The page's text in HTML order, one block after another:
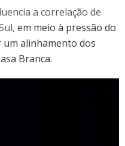
a correlação de
em meio à pressão do
alinhamento dos
Branca.